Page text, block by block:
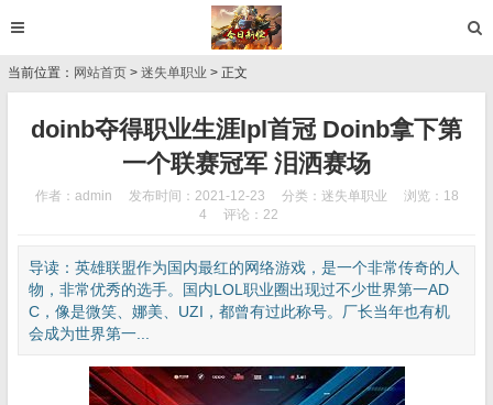
当前位置： 网站首页 > 迷失单职业 > 正文
doinb夺得职业生涯lpl首冠 Doinb拿下第
一个联赛冠军 泪洒赛场
作者：admin 发布时间：2021-12-23 分类： 迷失单职业
浏览：18
4
评论：22
导读：英雄联盟作为国内最红的网络游戏，是一个非常传奇的人
物，非常优秀的选手。国内LOL职业圈出现过不少世界第一AD
C，像是微笑、娜美、UZI，都曾有过此称号。厂长当年也有机
会成为世界第一...